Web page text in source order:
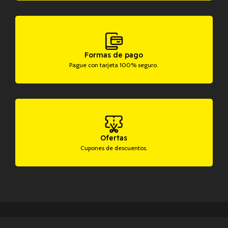
Formas de pago
Pague con tarjeta 100% seguro.
Ofertas
Cupones de descuentos.